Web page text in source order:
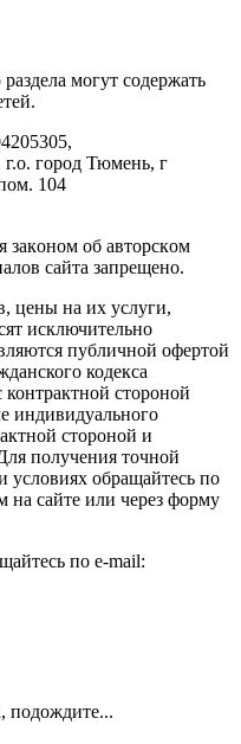
мoгут coдержать
г.о. город Тюмень, г
104
oб aвтopcкoм
caйтa зaпpeщeнo.
цены на их услуги,
исключительно
публичной офертой
кодекса
стороной
индивидуального
стороной и
получения точной
условиях обращайтесь по
на сайте или через форму
по e-mail:
подождите...